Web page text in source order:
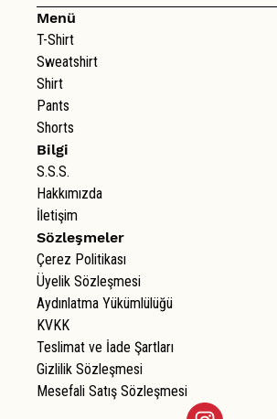
Menü
T-Shirt
Sweatshirt
Shirt
Pants
Shorts
Bilgi
S.S.S.
Hakkımızda
İletişim
Sözleşmeler
Çerez Politikası
Üyelik Sözleşmesi
Aydınlatma Yükümlülüğü
KVKK
Teslimat ve İade Şartları
Gizlilik Sözleşmesi
Mesefali Satış Sözleşmesi